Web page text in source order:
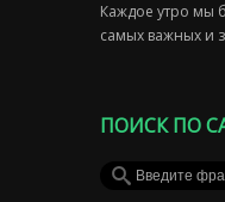
Каждое утро мы
самых важных и
ПОИСК ПО